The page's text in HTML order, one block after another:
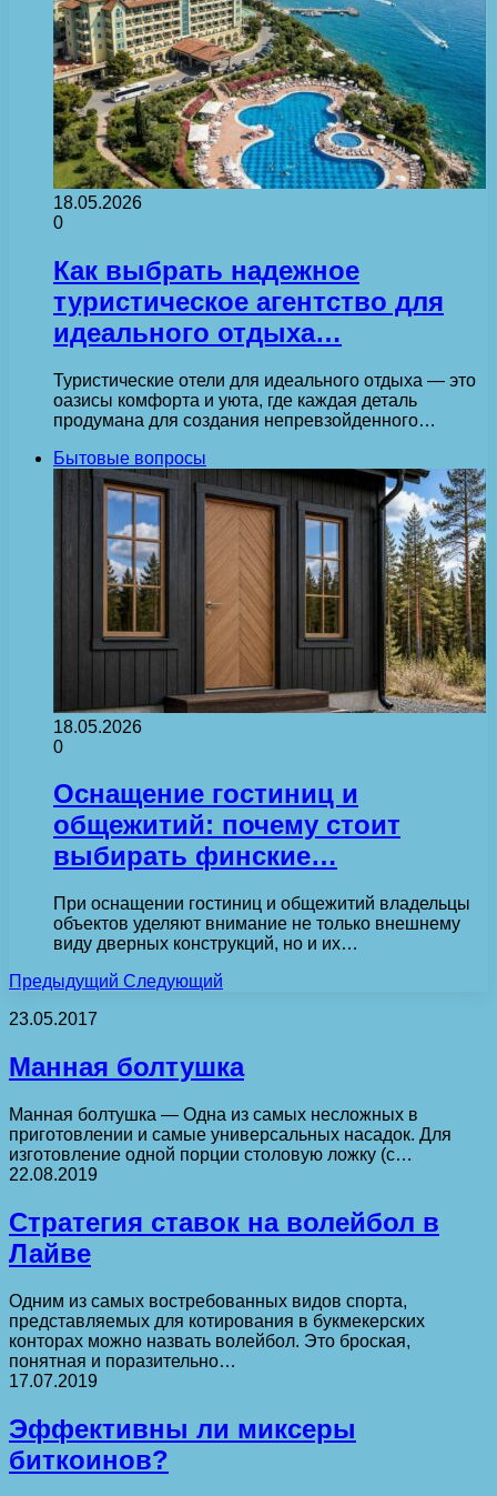
18.05.2026
0
Как выбрать надежное
туристическое агентство для
идеального отдыха…
Туристические отели для идеального отдыха — это
оазисы комфорта и уюта, где каждая деталь
продумана для создания непревзойденного…
Бытовые вопросы
18.05.2026
0
Оснащение гостиниц и
общежитий: почему стоит
выбирать финские…
При оснащении гостиниц и общежитий владельцы
объектов уделяют внимание не только внешнему
виду дверных конструкций, но и их…
Предыдущий Следующий
23.05.2017
Манная болтушка
Манная болтушка — Одна из самых несложных в
приготовлении и самые универсальных насадок. Для
изготовление одной порции столовую ложку (с…
22.08.2019
Стратегия ставок на волейбол в
Лайве
Одним из самых востребованных видов спорта,
представляемых для котирования в букмекерских
конторах можно назвать волейбол. Это броская,
понятная и поразительно…
17.07.2019
Эффективны ли миксеры
биткоинов?